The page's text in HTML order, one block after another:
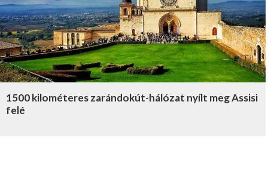
1500 kilométeres zarándokút-hálózat nyílt meg Assisi
felé